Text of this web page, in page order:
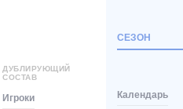
ДУБЛИРУЮЩИЙ
СОСТАВ
Игроки
СЕЗОН
Календарь